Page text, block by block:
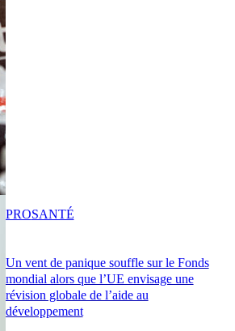
Un vent de panique souffle sur le Fonds
mondial alors que l’UE envisage une
révision globale de l’aide au
développement
PROSANTÉ